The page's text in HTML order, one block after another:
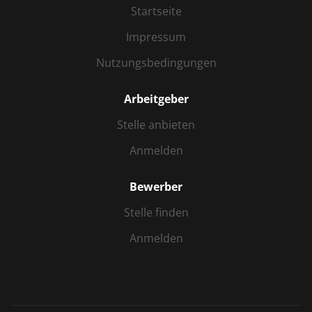
Startseite
Impressum
Nutzungsbedingungen
Arbeitgeber
Stelle anbieten
Anmelden
Bewerber
Stelle finden
Anmelden